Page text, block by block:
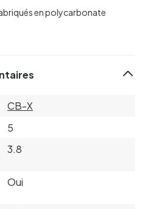
en polycarbonate
CB-X
5
3.8
Oui